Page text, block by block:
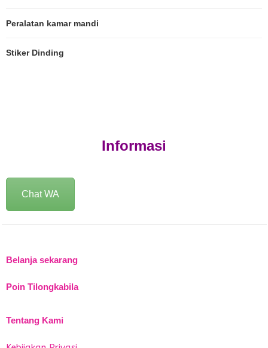
Peralatan kamar mandi
Stiker Dinding
Informasi
Chat WA
Belanja sekarang
Poin Tilongkabila
Tentang Kami